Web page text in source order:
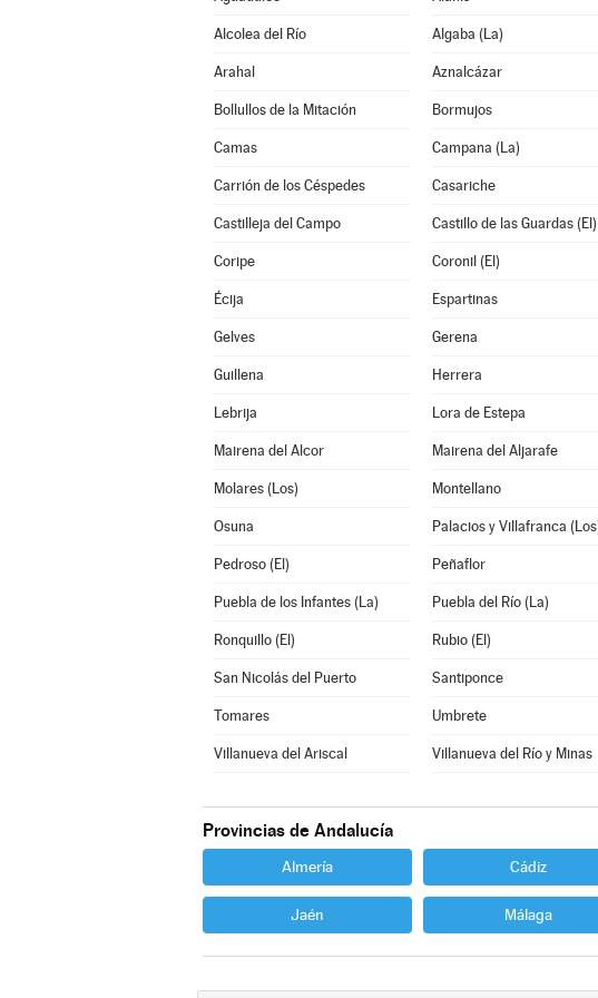
Alcolea del Río Algaba (La)
Arahal Aznalcázar
Bollullos de la Mitación Bormujos
Camas Campana (La)
Carrión de los Céspedes Casariche
Castilleja del Campo Castillo de las Guardas (El)
Coripe Coronil (El)
Écija Espartinas
Gelves Gerena
Guillena Herrera
Lebrija Lora de Estepa
Mairena del Alcor Mairena del Aljarafe
Molares (Los) Montellano
Osuna Palacios y Villafranca
Pedroso (El) Peñaflor
Puebla de los Infantes (La) Puebla del Río (La)
Ronquillo (El) Rubio (El)
San Nicolás del Puerto Santiponce
Tomares Umbrete
Villanueva del Ariscal Villanueva del Río y Minas
Provincias de Andalucía
Almería Cádiz
Jaén Málaga